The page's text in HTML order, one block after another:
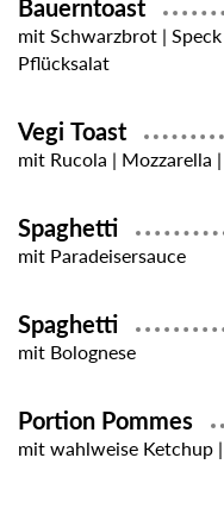
Bauerntoast
mit Schwarzbrot |
Pflücksalat
Vegi Toast
mit Rucola | Mozzarella
Spaghetti
mit Paradeisersauce
Spaghetti
mit Bolognese
Portion Pommes
mit wahlweise Ketchup